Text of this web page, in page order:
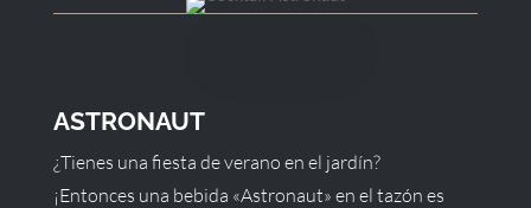
ASTRONAUT
¿Tienes una fiesta de verano en el jardín?
¡Entonces una bebida «Astronaut» en el tazón es